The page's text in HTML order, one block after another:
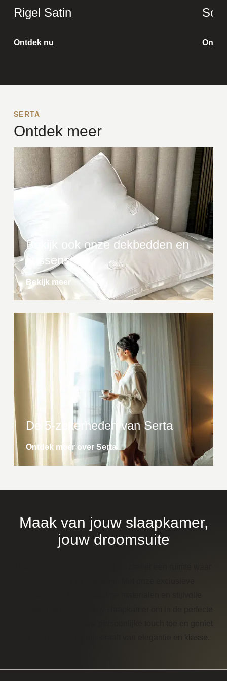
Rigel Satin
Ontdek nu
Ontdek meer
SERTA
Bekijk ook onze dekbedden en
kussens
Bekijk meer
De 5-zekerheden van Serta
Ontdek meer over Serta
Maak van jouw slaapkamer,
jouw droomsuite